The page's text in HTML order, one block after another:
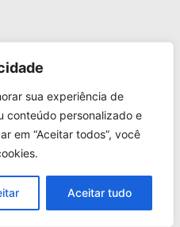
sua experiência de
conteúdo personalizado e
em “Aceitar todos”, você
Aceitar tudo